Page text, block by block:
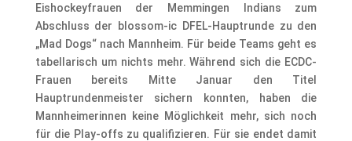
Eishockeyfrauen der Memmingen Indians zum
Abschluss der blossom-ic DFEL-Hauptrunde zu den
„Mad Dogs“ nach Mannheim. Für beide Teams geht es
tabellarisch um nichts mehr. Während sich die ECDC-
Frauen bereits Mitte Januar den Titel
Hauptrundenmeister sichern konnten, haben die
Mannheimerinnen keine Möglichkeit mehr, sich noch
für die Play-offs zu qualifizieren. Für sie endet damit